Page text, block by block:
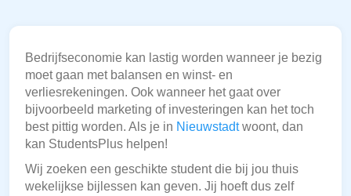
Bedrijfseconomie kan lastig worden wanneer je bezig
moet gaan met balansen en winst- en
verliesrekeningen. Ook wanneer het gaat over
bijvoorbeeld marketing of investeringen kan het toch
best pittig worden. Als je in Nieuwstadtwoont, dan
kan StudentsPlus helpen!
Wij zoeken een geschikte student die bij jou thuis
wekelijkse bijlessen kan geven. Jij hoeft dus zelf